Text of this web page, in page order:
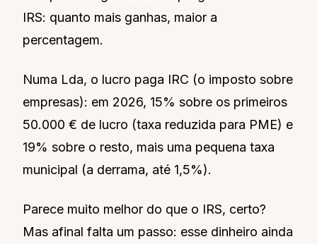
IRS: quanto mais ganhas, maior a
percentagem.
Numa Lda, o lucro paga IRC (o imposto sobre
empresas): em 2026, 15% sobre os primeiros
50.000 € de lucro (taxa reduzida para PME) e
19% sobre o resto, mais uma pequena taxa
municipal (a derrama, até 1,5%).
Parece muito melhor do que o IRS, certo?
Mas afinal falta um passo: esse dinheiro ainda